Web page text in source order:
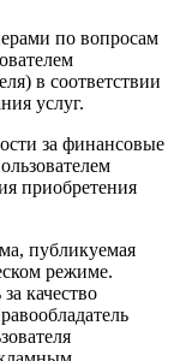
по вопросам
в соответствии
услуг.
за финансовые
приобретения
публикуемая
режиме.
качество